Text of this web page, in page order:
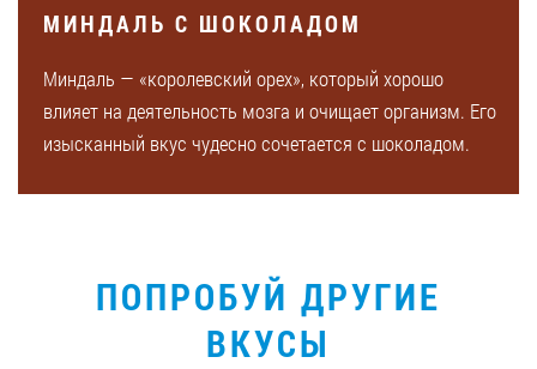
МИНДАЛЬ С ШОКОЛАДОМ
Миндаль — «королевский орех», который хорошо
влияет на деятельность мозга и очищает организм. Его
изысканный вкус чудесно сочетается с шоколадом.
ПОПРОБУЙ ДРУГИЕ
ВКУСЫ